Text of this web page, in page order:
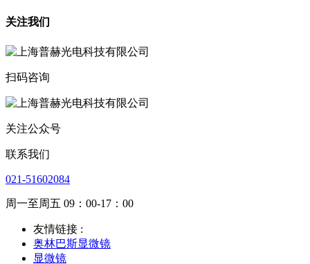
关注我们
扫码咨询
关注公众号
联系我们
021-51602084
周一至周五 09：00-17：00
友情链接 :
奥林巴斯显微镜
显微镜